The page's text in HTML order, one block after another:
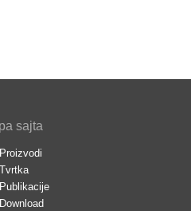
sajta
Proizvodi
Tvrtka
Publikacije
Download